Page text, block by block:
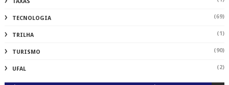
TAXAS
TECNOLOGIA (69)
TRILHA (1)
TURISMO (90)
UFAL (2)